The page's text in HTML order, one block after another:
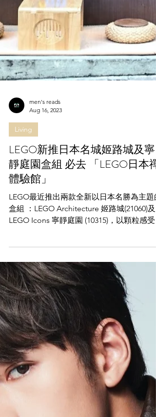
Aug 16, 2023
Living
靜庭園盒組 必去 「LEGO日本禪
體驗館」
LEGO最近推出兩款全新以日本名勝為主題
盒組 ：LEGO Architecture 姬路城(21060)及
LEGO Icons 寧靜庭園 (10315)，以顆粒感受恬
靜的日本文化。如果你都是日式超級fans，
別錯過 8...